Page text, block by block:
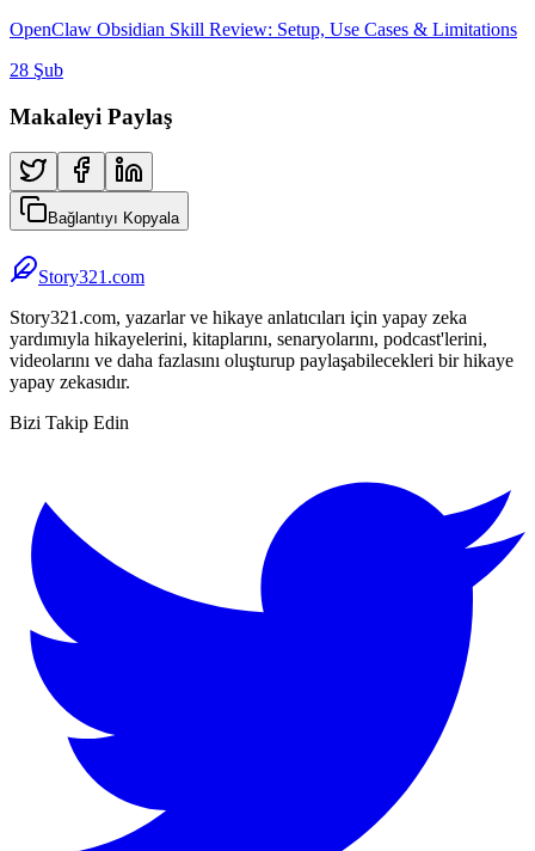
OpenClaw Obsidian Skill Review: Setup, Use Cases & Limitations
28 Şub
Makaleyi Paylaş
Bağlantıyı Kopyala
Story321.com
Story321.com, yazarlar ve hikaye anlatıcıları için yapay zeka
yardımıyla hikayelerini, kitaplarını, senaryolarını, podcast'lerini,
videolarını ve daha fazlasını oluşturup paylaşabilecekleri bir hikaye
yapay zekasıdır.
Bizi Takip Edin